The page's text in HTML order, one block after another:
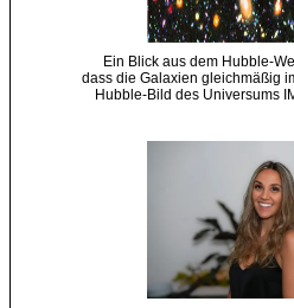
Ein Blick aus dem Hubble-
dass die Galaxien gleichmäßig
Hubble-Bild des Universums